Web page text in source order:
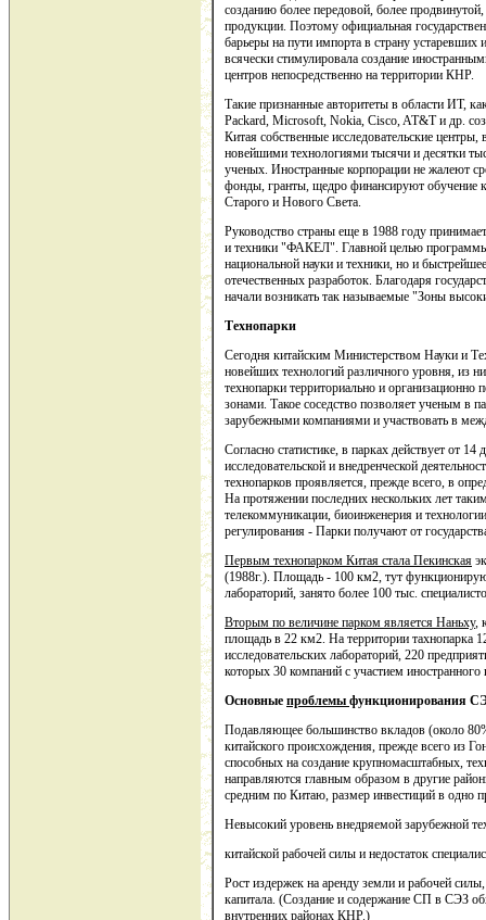
созданию более передовой, более
продукции. Поэтому официальная
барьеры на пути импорта в страну
всячески стимулировала создание
центров непосредственно на территории КНР.
Такие признанные авторитеты в области ИТ,
Packard, Microsoft, Nokia, Cisco, AT&T и др.
Китая собственные исследовательские
новейшими технологиями тысячи и десятки
ученых. Иностранные корпорации не жалеют
фонды, гранты, щедро финансируют обучение
Старого и Нового Света.
Руководство страны еще в 1988 году
и техники "ФАКЕЛ". Главной целью
национальной науки и техники, но и
отечественных разработок. Благодаря
начали возникать так называемые "Зоны
Технопарки
Сегодня китайским Министерством Науки и
новейших технологий различного уровня, из
технопарки территориально и
зонами. Такое соседство позволяет ученым в
зарубежными компаниями и участвовать в
Согласно статистике, в парках действует от
исследовательской и внедренческой
технопарков проявляется, прежде всего, в
На протяжении последних нескольких лет
телекоммуникации, биоинженерия и
регулирования - Парки получают от
Первым технопарком Китая стала Пекинская
(1988г.). Площадь - 100 км2, тут
лабораторий, занято более 100 тыс.
Вторым по величине парком является Наньху,
площадь в 22 км2. На территории
исследовательских лабораторий, 220
которых 30 компаний с участием
Основные проблемы функционирования
Подавляющее большинство вкладов (около
китайского происхождения, прежде всего из
способных на создание крупномасштабных,
направляются главным образом в другие
средним по Китаю, размер инвестиций в одно
Невысокий уровень внедряемой зарубежной
китайской рабочей силы и недостаток
Рост издержек на аренду земли и рабочей
капитала. (Создание и содержание СП в СЭЗ
внутренних районах КНР.)